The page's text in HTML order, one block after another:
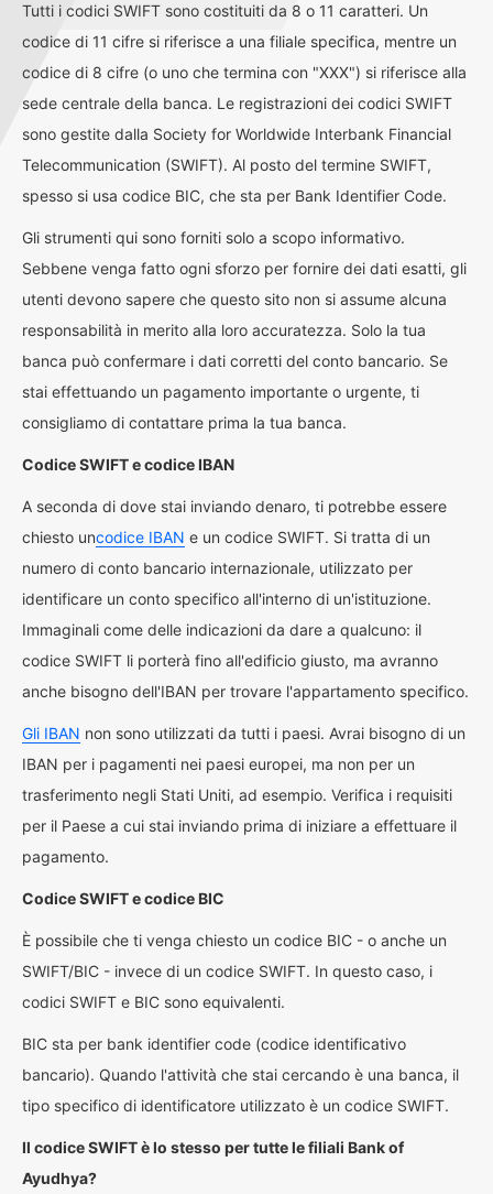
Tutti i codici SWIFT sono costituiti da 8 o 11 caratteri. Un
codice di 11 cifre si riferisce a una filiale specifica, mentre un
codice di 8 cifre (o uno che termina con "XXX") si riferisce alla
sede centrale della banca. Le registrazioni dei codici SWIFT
sono gestite dalla Society for Worldwide Interbank Financial
Telecommunication (SWIFT). Al posto del termine SWIFT,
spesso si usa codice BIC, che sta per Bank Identifier Code.
Gli strumenti qui sono forniti solo a scopo informativo.
Sebbene venga fatto ogni sforzo per fornire dei dati esatti, gli
utenti devono sapere che questo sito non si assume alcuna
responsabilità in merito alla loro accuratezza. Solo la tua
banca può confermare i dati corretti del conto bancario. Se
stai effettuando un pagamento importante o urgente, ti
consigliamo di contattare prima la tua banca.
Codice SWIFT e codice IBAN
A seconda di dove stai inviando denaro, ti potrebbe essere
chiesto uncodice IBAN e un codice SWIFT. Si tratta di un
numero di conto bancario internazionale, utilizzato per
identificare un conto specifico all'interno di un'istituzione.
Immaginali come delle indicazioni da dare a qualcuno: il
codice SWIFT li porterà fino all'edificio giusto, ma avranno
anche bisogno dell'IBAN per trovare l'appartamento specifico.
Gli IBAN non sono utilizzati da tutti i paesi. Avrai bisogno di un
IBAN per i pagamenti nei paesi europei, ma non per un
trasferimento negli Stati Uniti, ad esempio. Verifica i requisiti
per il Paese a cui stai inviando prima di iniziare a effettuare il
pagamento.
Codice SWIFT e codice BIC
È possibile che ti venga chiesto un codice BIC - o anche un
SWIFT/BIC - invece di un codice SWIFT. In questo caso, i
codici SWIFT e BIC sono equivalenti.
BIC sta per bank identifier code (codice identificativo
bancario). Quando l'attività che stai cercando è una banca, il
tipo specifico di identificatore utilizzato è un codice SWIFT.
Il codice SWIFT è lo stesso per tutte le filiali Bank of
Ayudhya?